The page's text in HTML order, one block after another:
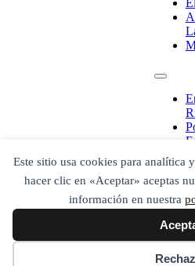
Este sitio usa cookies para analítica
hacer clic en «Aceptar» aceptas
información en nuestra
¡Ponete en
Escribe aquí abajo lo que desees
luego presiona el botón "buscar"
Buscar
O bien prueba
Buscar en el archivo